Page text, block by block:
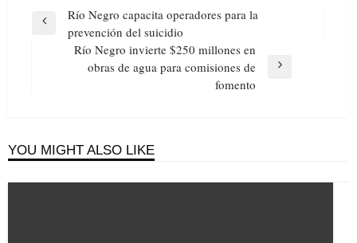
Navegación
entradas
Previous
Río Negro capacita operadores para la
prevención del suicidio
Río Negro invierte $250 millones en
obras de agua para comisiones de
fomento
YOU MIGHT ALSO LIKE